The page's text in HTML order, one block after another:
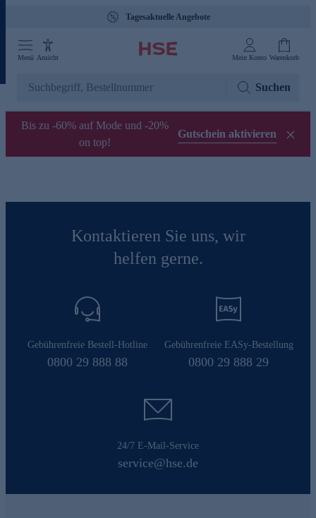
Tagesaktuelle Angebote
Menü Ansicht Mein Konto Warenkorb
Suchen
Bis zu -60% auf Mode und -20%
on top!
Gutschein aktivieren
Kontaktieren Sie uns, wir
helfen gerne.
Gebührenfreie Bestell-Hotline
0800 29 888 88
Gebührenfreie EASy-Bestellung
0800 29 888 29
24/7 E-Mail-Service
service@hse.de